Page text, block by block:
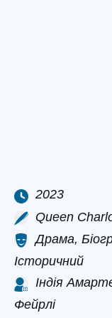
2023
Queen
Драма,
Історичний
Індія
Фейрлі